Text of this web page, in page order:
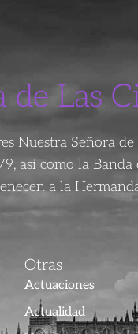
de Las
Nuestra Señora
así como la
a la
Otras
Actuaciones
Actualidad